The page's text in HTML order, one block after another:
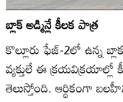
బ్లాక్‌ అడ్మిన్లే కీలక పాత్ర
కొల్లూరు ఫేజ్‌-2లో ఉన్న
వ్యక్తులే ఈ క్రయవిక్రయాల్లో
తెలుస్తోంది. ఆర్థికంగా